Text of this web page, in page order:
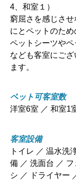
4、和室１）
窮屈さを感じさ
にとペットのため
ペットシーツや
なども客室にご
ます。
ペット可客室数
洋室6室 ／ 和室1
客室設備
トイレ ／ 温水洗
備 ／ 洗面台 ／
シ ／ ドライヤー